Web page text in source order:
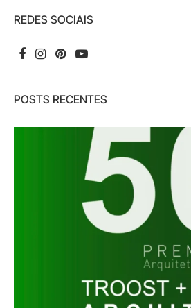
REDES SOCIAIS
POSTS RECENTES